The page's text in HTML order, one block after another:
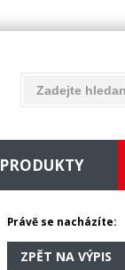
PRODUKTY
Právě se nacházíte:
ZPĚT NA VÝPIS